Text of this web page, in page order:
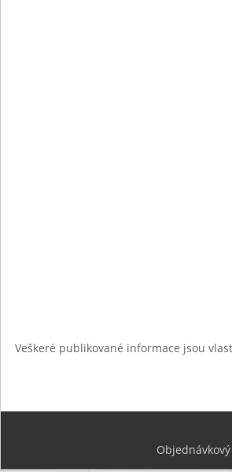
Veškeré publikované informace jsou